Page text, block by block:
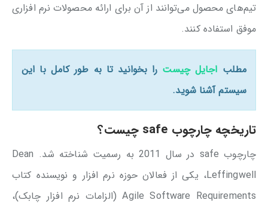
تیم‌های محصول می‌توانند از آن برای ارائه محصولات نرم افزاری
موفق استفاده ‌کنند.
مطلب اجایل چیست را بخوانید تا به طور کامل با این
سیستم آشنا شوید.
تاریخچه چارچوب safe چیست؟
چارچوب safe در سال 2011 به رسمیت شناخته شد. Dean
Leffingwell، یکی از فعالان حوزه نرم افزار و نویسنده کتاب
Agile Software Requirements (الزامات نرم افزار چابک)،